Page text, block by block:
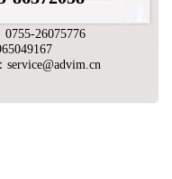
26075776
service@advim.cn